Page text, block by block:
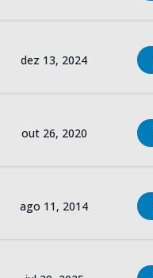
dez 13, 2024
out 26, 2020
ago 11, 2014